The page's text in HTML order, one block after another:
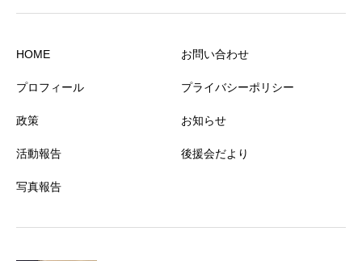
HOME
プロフィール
政策
活動報告
写真報告
お問い合わせ
プライバシーポリシー
お知らせ
後援会だより